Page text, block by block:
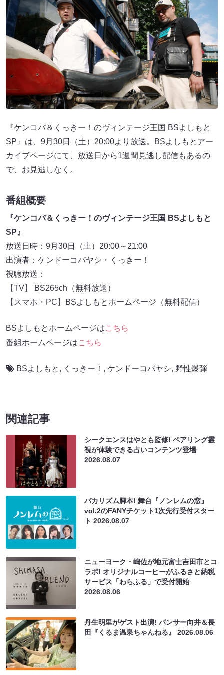
『ケンコバ＆くっきー！のヴィンテージ王国 BSよしもと
SP』は、9月30日（土）20:00より放送。BSよしもとアー
カイブページにて、放送日から1週間見逃し配信もあるの
で、お見逃しなく。
番組概要
『ケンコバ＆くっきー！のヴィンテージ王国 BSよしもと
SP』
放送日時：9月30日（土）20:00～21:00
出演者：ケンドーコバヤシ・くっきー！
視聴放送：
【TV】 BS265ch（無料放送）
【スマホ・PC】BSよしもとホームページ（無料配信）
BSよしもとホームページはこちら
番組ホームページはこちら
BSよしもと , くっきー！ , ケンドーコバヤシ, 野性爆弾
関連記事
シークエンスはやとも監修! ペアリング霊
視が体験できる占いコンテンツ登場
2026.08.07
バカリズム脚本! 舞台『ノンレムの窓』
vol.2のFANYチケット1次先行受付スター
ト2026.08.07
ニューヨーク・嶋佐が地元富士吉田市とコ
ラボ! オリジナルコーヒーがふるさと納税
サービス「わらふる」で受付開始
2026.08.06
丹生明里がゲスト出演! パンサー向井＆長
田『くるま温泉ちゃんねる』2026.08.06